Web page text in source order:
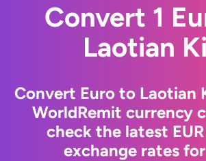
Convert 1
Laotian
Convert Euro to Laotian
WorldRemit currency
check the latest
exchange rates